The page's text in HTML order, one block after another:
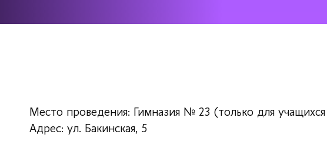
Место проведения: Гимназия № 23 (только для
Адрес: ул. Бакинская, 5